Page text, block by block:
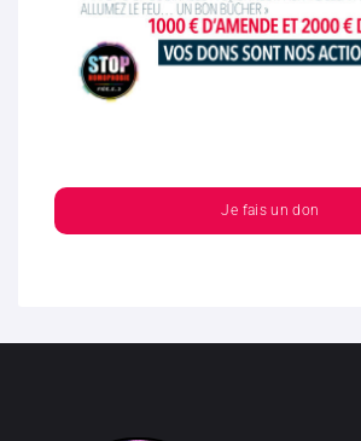
Je fais un don